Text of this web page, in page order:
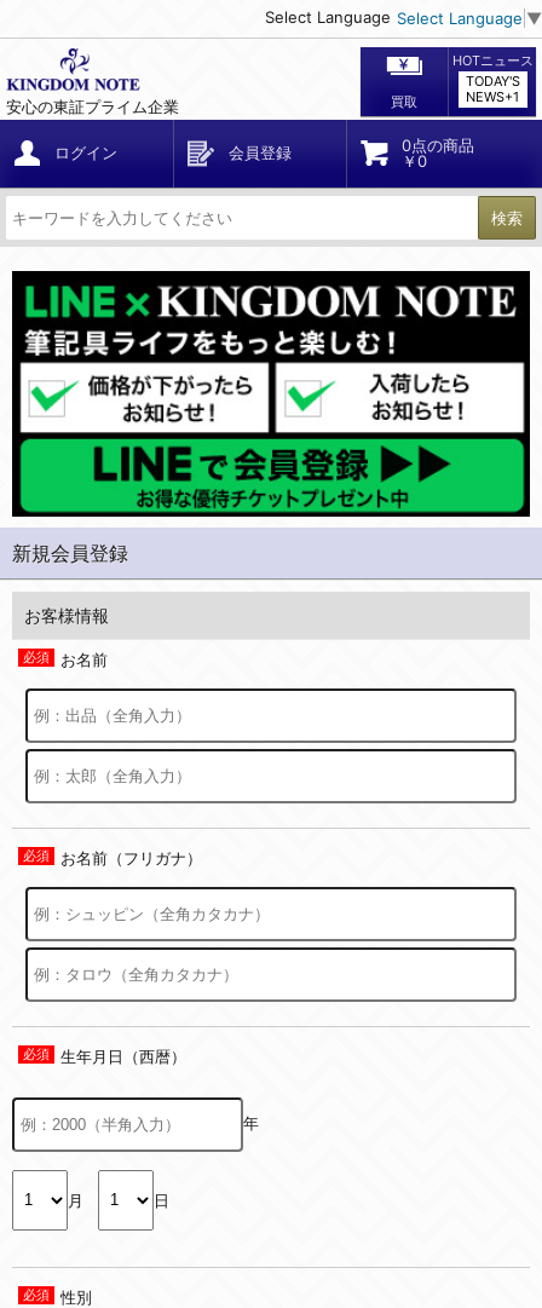
Select Language Select Language ▼
安心の東証プライム企業 買取
HOTニュース
TODAY'S
NEWS+1
ログイン 会員登録
0点の商品
￥0
検索
新規会員登録
お客様情報
お名前
お名前（フリガナ）
生年月日（西暦）
年
月 日
性別